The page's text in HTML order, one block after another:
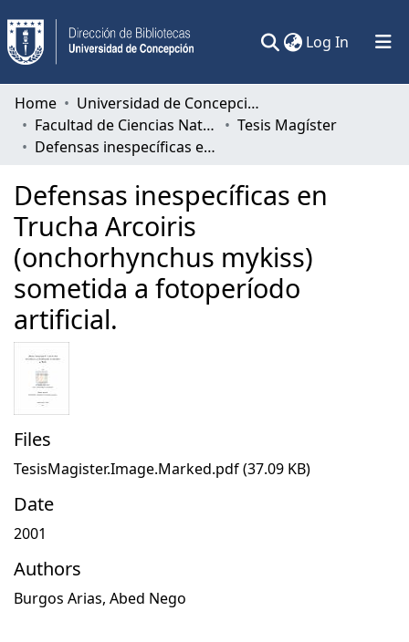
Log In (current)
Communities & Collections
All of DSpace
Home
Universidad de Concepción
Facultad de Ciencias Naturales y Oceanográficas
Tesis Magíster
Defensas inespecíficas en Trucha Arcoiris (onchorhynchus mykiss) sometida a fotoperíodo artificial.
Defensas inespecíficas en
Trucha Arcoiris
(onchorhynchus mykiss)
sometida a fotoperíodo
artificial.
Files
TesisMagister.Image.Marked.pdf(37.09 KB)
Date
2001
Authors
Burgos Arias, Abed Nego